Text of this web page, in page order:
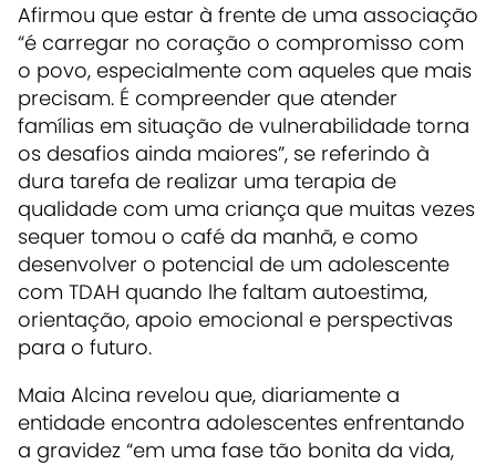
Afirmou que estar à frente de uma associação
“é carregar no coração o compromisso com
o povo, especialmente com aqueles que mais
precisam. É compreender que atender
famílias em situação de vulnerabilidade torna
os desafios ainda maiores”, se referindo à
dura tarefa de realizar uma terapia de
qualidade com uma criança que muitas vezes
sequer tomou o café da manhã, e como
desenvolver o potencial de um adolescente
com TDAH quando lhe faltam autoestima,
orientação, apoio emocional e perspectivas
para o futuro.
Maia Alcina revelou que, diariamente a
entidade encontra adolescentes enfrentando
a gravidez “em uma fase tão bonita da vida,